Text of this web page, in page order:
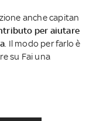
anche capitan
per aiutare
. Il modo per farlo è
su Fai una